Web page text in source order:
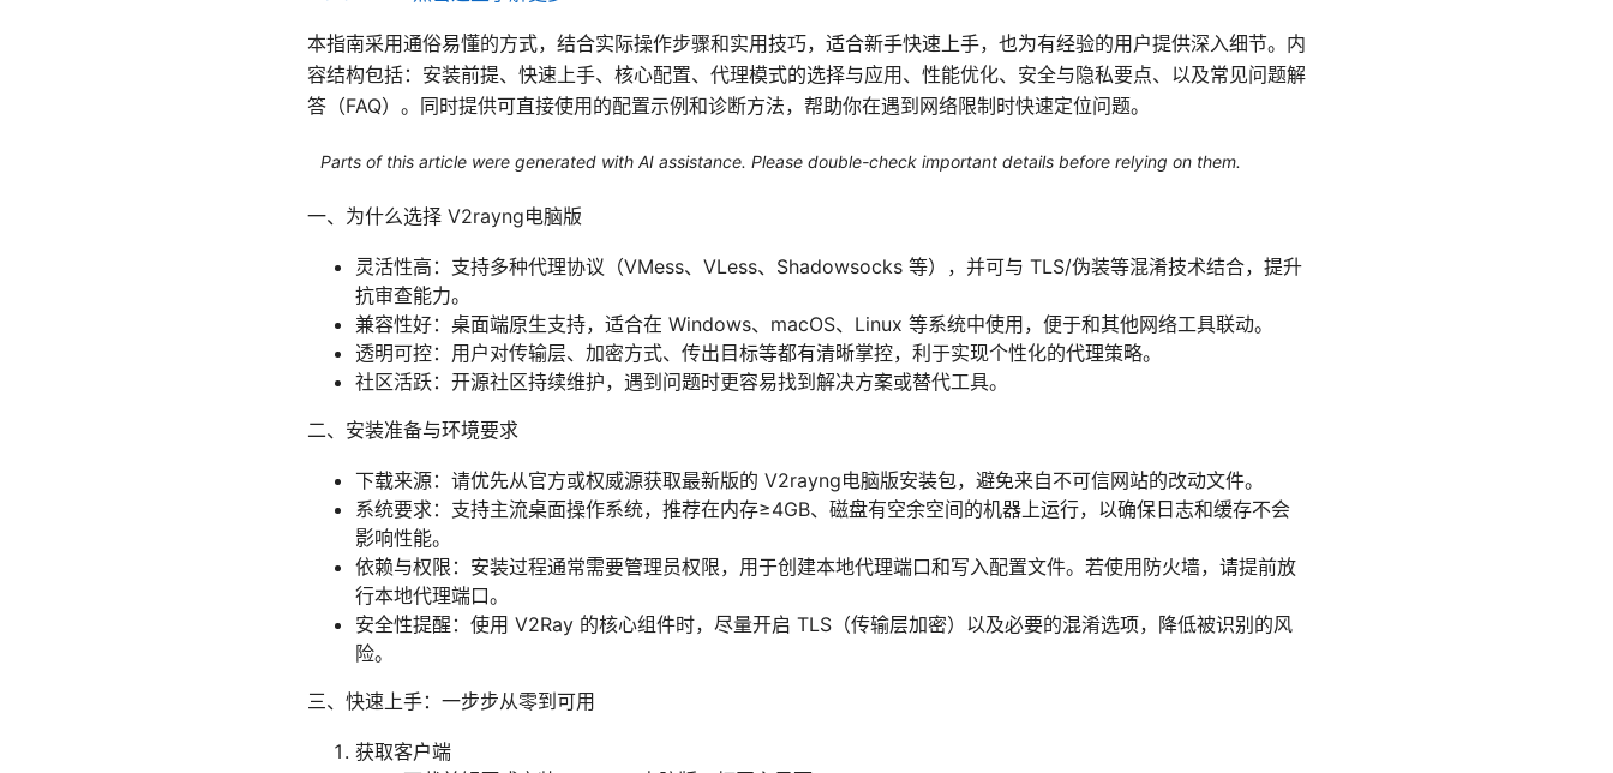
本指南采用通俗易懂的方式，结合实际操作步骤和实用技巧，适合新手快速上手，也为有经验的用户提供深入细节。内
容结构包括：安装前提、快速上手、核心配置、代理模式的选择与应用、性能优化、安全与隐私要点、以及常见问题解
答（FAQ）。同时提供可直接使用的配置示例和诊断方法，帮助你在遇到网络限制时快速定位问题。
Parts of this article were generated with AI assistance. Please double-check important details before relying on them.
一、为什么选择 V2rayng电脑版
灵活性高：支持多种代理协议（VMess、VLess、Shadowsocks 等），并可与 TLS/伪装等混淆技术结合，提升
抗审查能力。
兼容性好：桌面端原生支持，适合在 Windows、macOS、Linux 等系统中使用，便于和其他网络工具联动。
透明可控：用户对传输层、加密方式、传出目标等都有清晰掌控，利于实现个性化的代理策略。
社区活跃：开源社区持续维护，遇到问题时更容易找到解决方案或替代工具。
二、安装准备与环境要求
下载来源：请优先从官方或权威源获取最新版的 V2rayng电脑版安装包，避免来自不可信网站的改动文件。
系统要求：支持主流桌面操作系统，推荐在内存≥4GB、磁盘有空余空间的机器上运行，以确保日志和缓存不会
影响性能。
依赖与权限：安装过程通常需要管理员权限，用于创建本地代理端口和写入配置文件。若使用防火墙，请提前放
行本地代理端口。
安全性提醒：使用 V2Ray 的核心组件时，尽量开启 TLS（传输层加密）以及必要的混淆选项，降低被识别的风
险。
三、快速上手：一步步从零到可用
获取客户端